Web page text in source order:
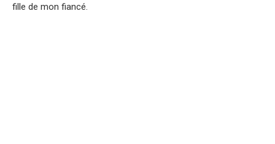
fille de mon fiancé.